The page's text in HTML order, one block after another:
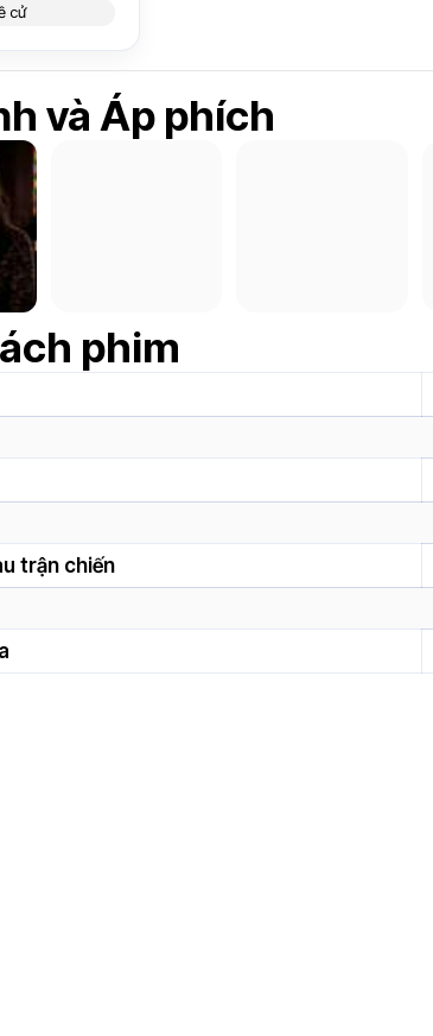
cử
và Áp phích
phim
trận chiến